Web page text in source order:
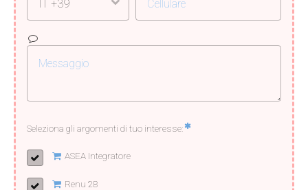
Seleziona gli argomenti di tuo interesse:
ASEA Integratore
Renu 28